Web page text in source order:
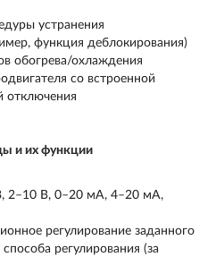
устранения
функция деблокирования)
обогрева/охлаждения
со встроенной
отключения
и их функции
2–10 В, 0–20 мА, 4–20 мА,
регулирование заданного
регулирования (за